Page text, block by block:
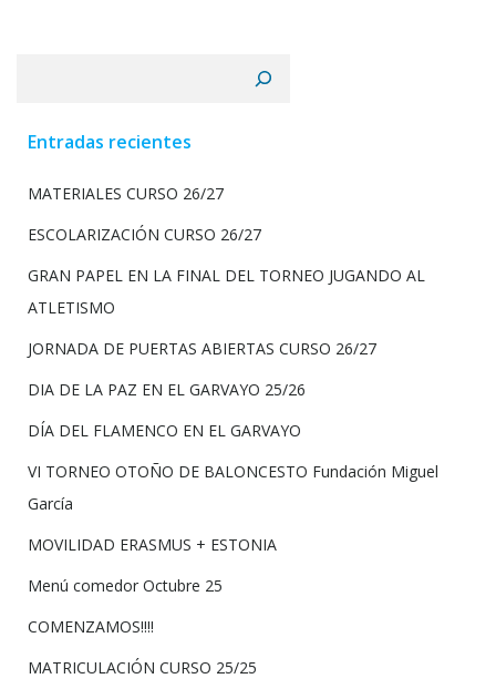
Entradas recientes
MATERIALES CURSO 26/27
ESCOLARIZACIÓN CURSO 26/27
GRAN PAPEL EN LA FINAL DEL TORNEO JUGANDO AL
ATLETISMO
JORNADA DE PUERTAS ABIERTAS CURSO 26/27
DIA DE LA PAZ EN EL GARVAYO 25/26
DÍA DEL FLAMENCO EN EL GARVAYO
VI TORNEO OTOÑO DE BALONCESTO Fundación Miguel
García
MOVILIDAD ERASMUS + ESTONIA
Menú comedor Octubre 25
COMENZAMOS!!!!
MATRICULACIÓN CURSO 25/25